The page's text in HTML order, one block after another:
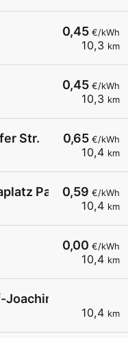
0,45 €/kWh
10,3 km
0,45 €/kWh
10,3 km
0,65 €/kWh
10,4 km
Str.
0,59 €/kWh
10,4 km
Parkplatz
0,00 €/kWh
10,4 km
10,4 km
Straße